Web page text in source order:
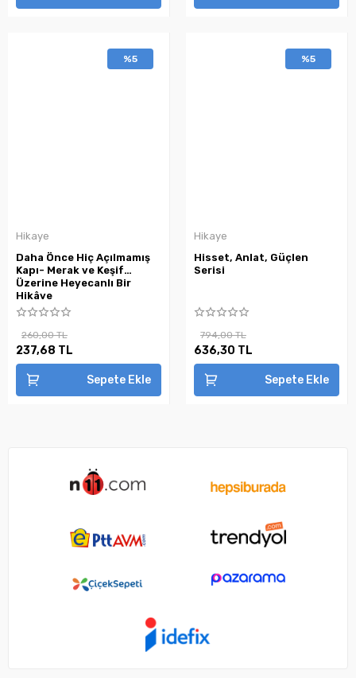
%5
Hikaye
Daha Önce Hiç Açılmamış
Kapı- Merak ve Keşif
Üzerine Heyecanlı Bir
Hikâye
260,00 TL
237,68 TL
Sepete Ekle
%5
Hikaye
Hisset, Anlat, Güçlen
Serisi
794,00 TL
636,30 TL
Sepete Ekle